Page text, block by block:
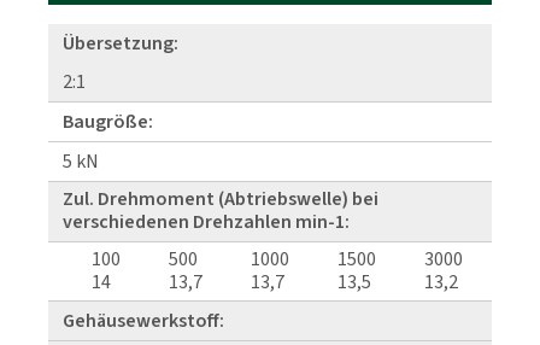
Übersetzung:
2:1
Baugröße:
5 kN
Zul. Drehmoment (Abtriebswelle) bei
verschiedenen Drehzahlen min-1:
100
14
500
13,7
1000
13,7
1500
13,5
3000
13,2
Gehäusewerkstoff: